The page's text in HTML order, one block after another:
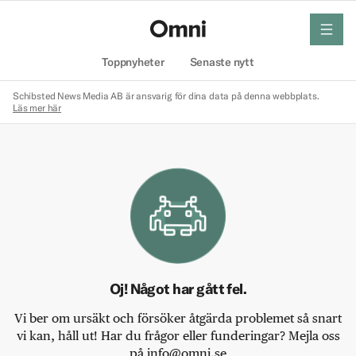
Toppnyheter Senaste nytt
meny
Schibsted News Media AB är ansvarig för dina data på denna webbplats.
Läs mer här
Oj! Något har gått fel.
Vi ber om ursäkt och försöker åtgärda problemet så snart
vi kan, håll ut! Har du frågor eller funderingar? Mejla oss